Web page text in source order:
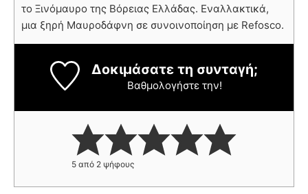
το Ξινόμαυρο της Βόρειας Ελλάδας. Εναλλακτικά,
μια ξηρή Μαυροδάφνη σε συνοινοποίηση με Refosco.
Δοκιμάσατε τη συνταγή;
Βαθμολογήστε την!
5 από 2 ψήφους